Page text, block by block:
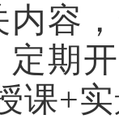
内容
定期
课+